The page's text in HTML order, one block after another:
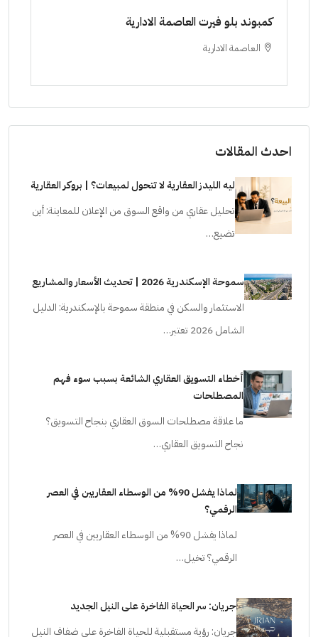
كمبوند بلو فيرت العاصمة الادارية
العاصمة الادارية
احدث المقالات
ليه الليدز العقارية لا تتحول لمبيعات؟ | بروكر العقارية
تحليل عقاري من واقع السوق من الإعلان للمعاينة: أين
تضيع…
سموحة الإسكندرية 2026 | تحديث الأسعار والمشاريع
الاستثمار والسكن في منطقة سموحة بالإسكندرية: الدليل
الشامل 2026 تعتبر…
أخطاء التسويق العقاري الشائعة بسبب سوء فهم
المصطلحات
ما علاقة مصطلحات السوق العقاري بنجاح التسويق؟
نجاح التسويق العقاري…
لماذا يفشل 90% من الوسطاء العقاريين في العصر
الرقمي؟
لماذا يفشل 90% من الوسطاء العقاريين في العصر
الرقمي؟ تخيل…
جريان: سر الحياة الفاخرة على النيل الجديد
جريان: رؤية مستقبلية للحياة الفاخرة على ضفاف النيل